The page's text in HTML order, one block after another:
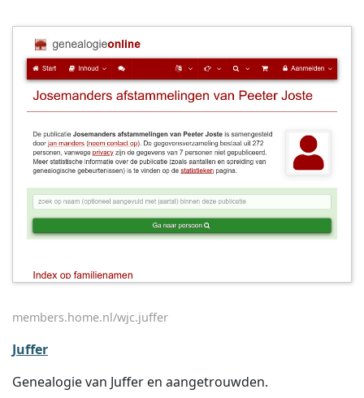
members.home.nl/wjc.juffer
Juffer
Genealogie van Juffer en aangetrouwden.